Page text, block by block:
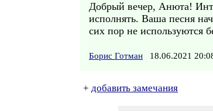
Добрый вечер, Анюта!
исполнять. Ваша песня
сих пор не используются
Борис Готман 18.06.2021
+ добавить замечания